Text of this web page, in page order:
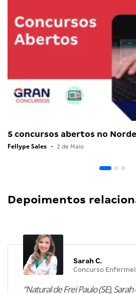
5 concursos abertos no
Fellype Sales • 2 de Maio
Depoimentos
Sarah C.
Concurso
“Natural de Frei Paulo (SE),